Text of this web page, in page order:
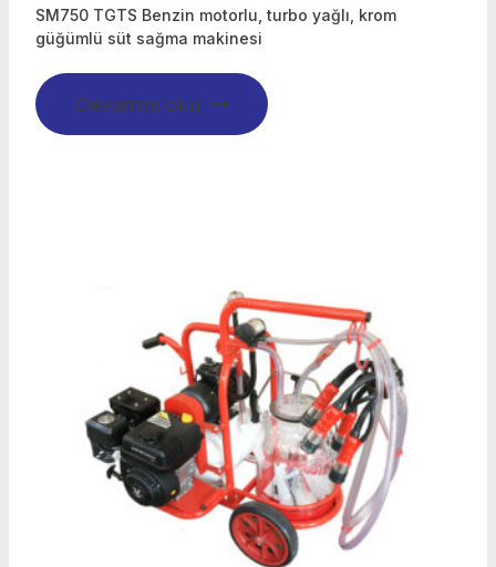
SM750 TGTS Benzin motorlu, turbo yağlı, krom
güğümlü süt sağma makinesi
Devamını oku